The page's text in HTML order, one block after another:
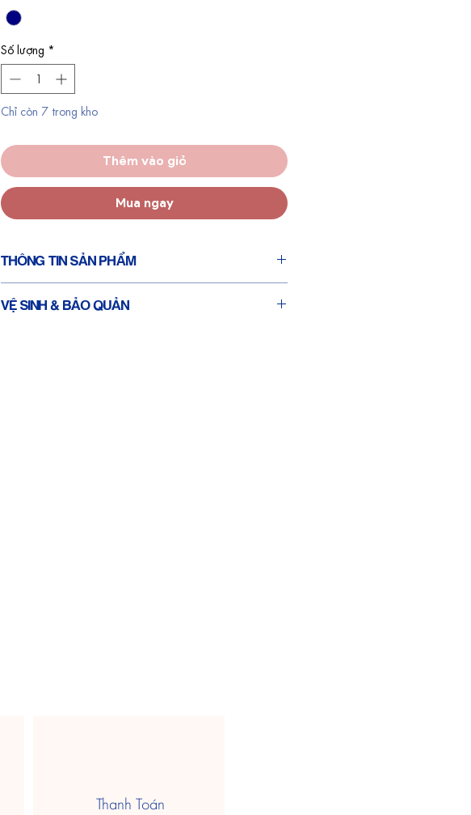
Số lượng *
Chỉ còn 7 trong kho
Thêm vào giỏ
Mua ngay
THÔNG TIN SẢN PHẨM
Chiều dài thân: 6 Inch - 15.25cm
VỆ SINH & BẢO QUẢN
Thanh Toán